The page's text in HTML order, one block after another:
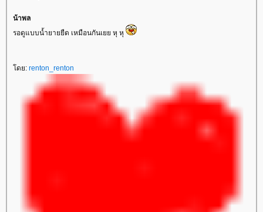
น้าพล
รอดูแบบน้ำยายยืด เหมือนกันเยย หุ หุ
ดย: renton_renton